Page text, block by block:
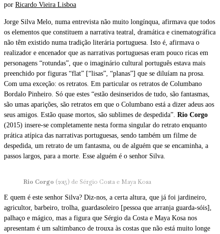
por Ricardo Vieira Lisboa
Jorge Silva Melo, numa entrevista não muito longínqua, afirmava que todos
os elementos que constituem a narrativa teatral, dramática e cinematográfica
não têm existido numa tradição literária portuguesa. Isto é, afirmava o
realizador e encenador que as narrativas portuguesas eram pouco ricas em
personagens “rotundas”, que o imaginário cultural português estava mais
preenchido por figuras “flat” [“lisas”, “planas”] que se diluíam na prosa.
Com uma exceção: os retratos. Em particular os retratos de Columbano
Bordalo Pinheiro. Só que estes “estão desinseridos de tudo, são fantasmas,
são umas aparições, são retratos em que o Columbano está a dizer adeus aos
seus amigos. Estão quase mortos, são sublimes de despedida”. Rio Corgo
(2015) insere-se completamente nesta forma singular do retrato enquanto
prática atípica das narrativas portuguesas, sendo também um filme de
despedida, um retrato de um fantasma, ou de alguém que se encaminha, a
passos largos, para a morte. Esse alguém é o senhor Silva.
Rio Corgo (2015) de Sérgio Costa e Maya Kosa
E quem é este senhor Silva? Diz-nos, a certa altura, que já foi jardineiro,
agricultor, barbeiro, trolha, guardasoleiro [pessoa que arranja guarda-sóis],
palhaço e mágico, mas a figura que Sérgio da Costa e Maya Kosa nos
apresentam é um saltimbanco de trouxa às costas que não está muito longe